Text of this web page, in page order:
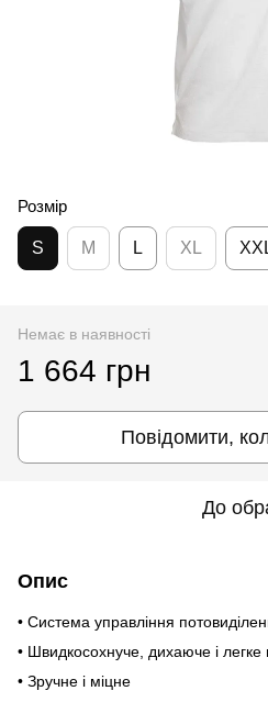
Розмір
S M L XL
Немає в наявності
1 664 грн
Повідомити,
До
Опис
• Система управління
• Швидкосохнуче, дихаюче і легке
• Зручне і міцне